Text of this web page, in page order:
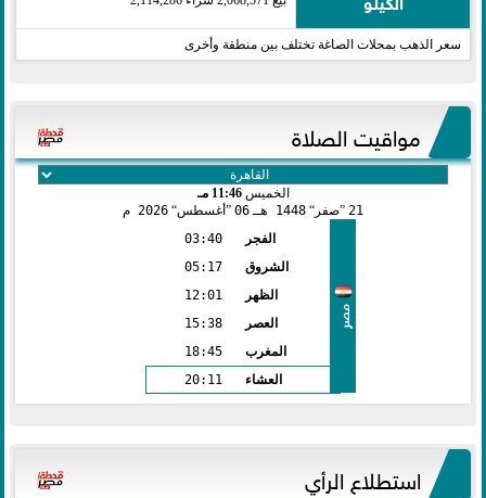
سعر الذهب بمحلات الصاغة تختلف بين منطقة وأخرى
مواقيت الصلاة
الخميس11:46 مـ
21 صفر 1448 هـ 06 أغسطس 2026 م
مصر
الفجر
03:40
الشروق
05:17
الظهر
12:01
العصر
15:38
المغرب
18:45
العشاء
20:11
استطلاع الرأي